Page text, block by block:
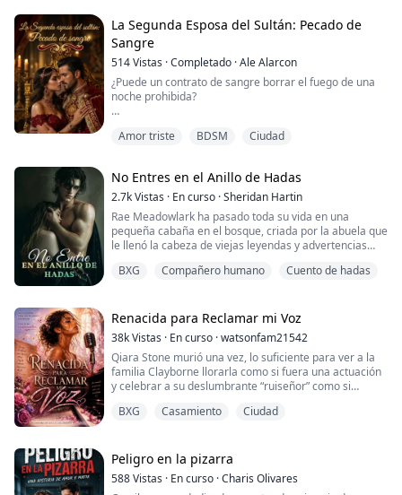
Para su desgracia, es vinculada por sexta vez. Y lo que
es peor, su pareja en esta sexta oportunidad es la
criatura más poderosa que gobierna sobre todos los
hombres lobo y los licántropos...
La Segunda Esposa del Sultán: Pecado de
Sangre
514Vistas ·Completado ·Ale Alarcon
¿Puede un contrato de sangre borrar el fuego de una
noche prohibida?
moneda de cambio cuando su padre la entrega a la
decide reclamar su propia libertad por una última vez
en las calles de Nueva York. Esa noche, entre copas y
adrenalina, se entr...
Amor triste BDSM Ciudad
No Entres en el Anillo de Hadas
2.7kVistas · En curso ·Sheridan Hartin
Rae Meadowlark ha pasado toda su vida en una
pequeña cabaña en el bosque, criada por la abuela que
le llenó la cabeza de viejas leyendas y advertencias
Nunca confíes en un sendero silencioso. Nunca le
muere, dejando a Rae sola con la cabaña,...
BXG Compañero humano Cuento de hadas
Renacida para Reclamar mi Voz
38kVistas · En curso ·watsonfam21542
Qiara Stone murió una vez, lo suficiente para ver a la
familia Clayborne llorarla como si fuera una actuación
y celebrar a su deslumbrante “ruiseñor” como si
semana antes en su cuerpo de veinte años, con los
fondo en la obra maestra de otr...
BXG Casamiento Ciudad
Peligro en la pizarra
588Vistas · En curso ·Charis Olivares